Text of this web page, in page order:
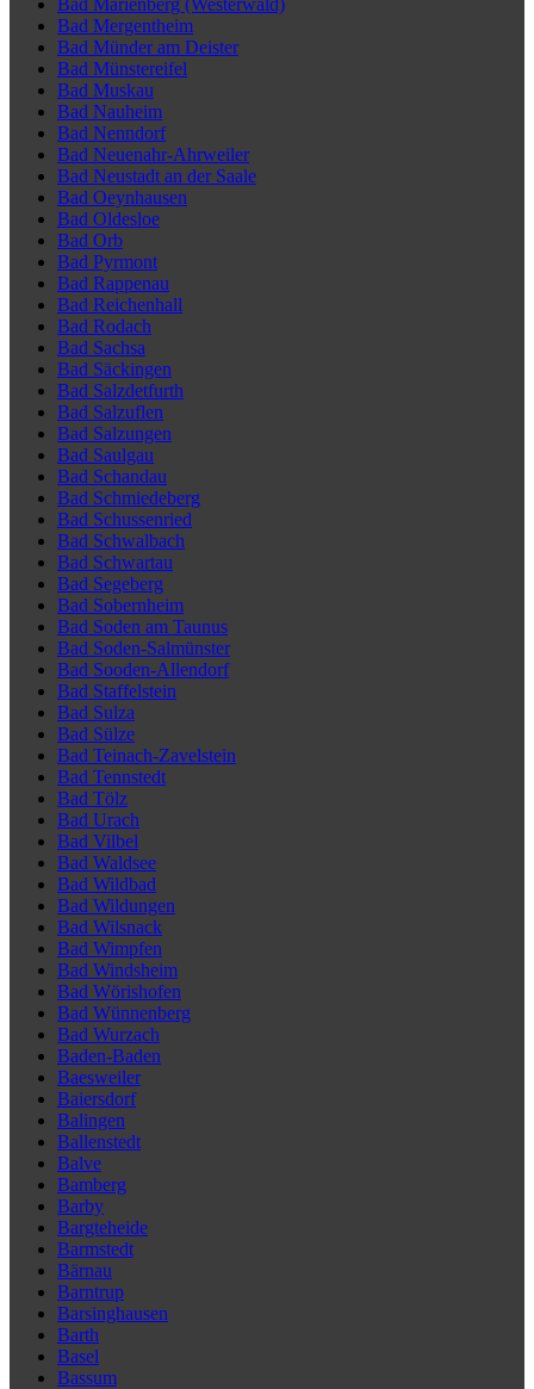
Bad Marienberg (Westerwald)
Bad Mergentheim
Bad Münder am Deister
Bad Münstereifel
Bad Muskau
Bad Nauheim
Bad Nenndorf
Bad Neuenahr-Ahrweiler
Bad Neustadt an der Saale
Bad Oeynhausen
Bad Oldesloe
Bad Orb
Bad Pyrmont
Bad Rappenau
Bad Reichenhall
Bad Rodach
Bad Sachsa
Bad Säckingen
Bad Salzdetfurth
Bad Salzuflen
Bad Salzungen
Bad Saulgau
Bad Schandau
Bad Schmiedeberg
Bad Schussenried
Bad Schwalbach
Bad Schwartau
Bad Segeberg
Bad Sobernheim
Bad Soden am Taunus
Bad Soden-Salmünster
Bad Sooden-Allendorf
Bad Staffelstein
Bad Sulza
Bad Sülze
Bad Teinach-Zavelstein
Bad Tennstedt
Bad Tölz
Bad Urach
Bad Vilbel
Bad Waldsee
Bad Wildbad
Bad Wildungen
Bad Wilsnack
Bad Wimpfen
Bad Windsheim
Bad Wörishofen
Bad Wünnenberg
Bad Wurzach
Baden-Baden
Baesweiler
Baiersdorf
Balingen
Ballenstedt
Balve
Bamberg
Barby
Bargteheide
Barmstedt
Bärnau
Barntrup
Barsinghausen
Barth
Basel
Bassum